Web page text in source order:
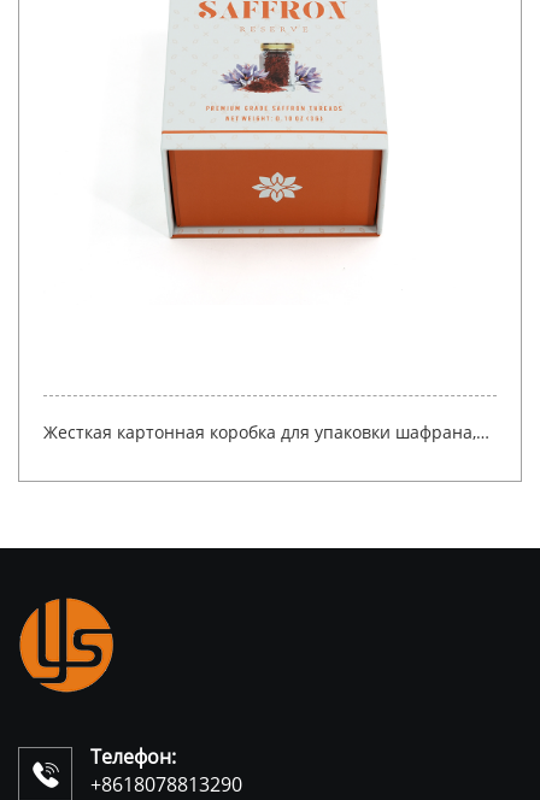
Жесткая картонная коробка для упаковки шафрана,
магнитным замком

Телефон:
+8618078813290